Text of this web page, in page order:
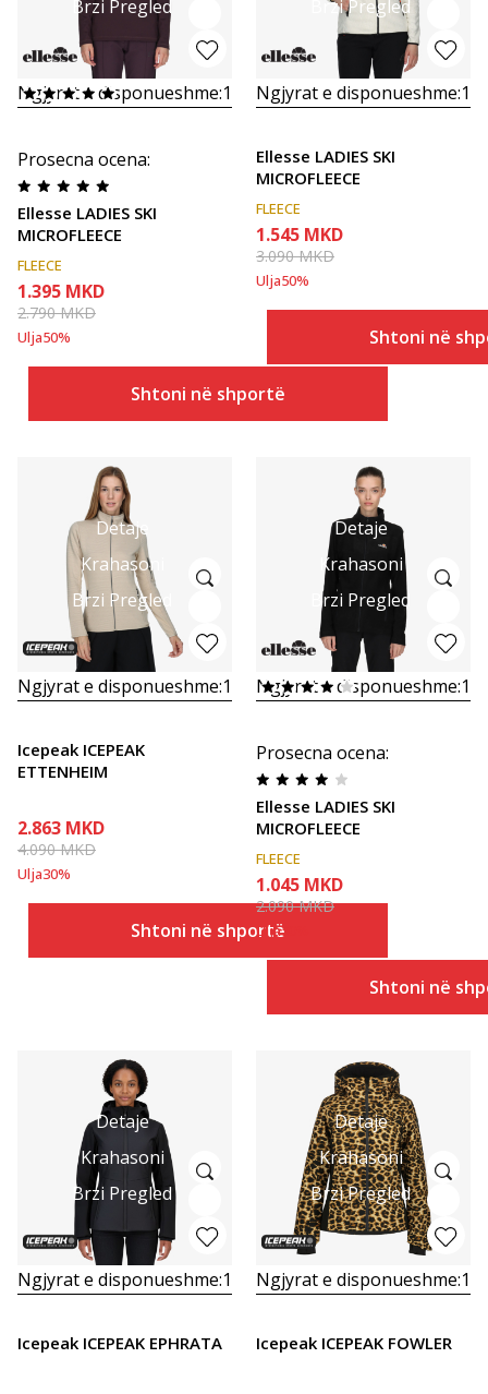
Brzi Pregled
Ngjyrat e disponueshme:1
Prosecna ocena:
Ellesse LADIES SKI
MICROFLEECE
FLEECE
1.395 MKD
2.790MKD
Ulja50%
Shtoni në shportë
Brzi Pregled
Ngjyrat e disponueshme:1
Ellesse LADIES SKI
MICROFLEECE
FLEECE
1.545 MKD
3.090MKD
Ulja50%
Shtoni në
Detaje
Krahasoni
Brzi Pregled
Ngjyrat e disponueshme:1
Icepeak ICEPEAK
ETTENHEIM
2.863 MKD
4.090MKD
Ulja30%
Shtoni në shportë
Detaje
Krahasoni
Brzi Pregled
Ngjyrat e disponueshme:1
Prosecna ocena:
Ellesse LADIES SKI
MICROFLEECE
FLEECE
1.045 MKD
2.090MKD
Ulja50
Shtoni në
Detaje
Krahasoni
Brzi Pregled
Ngjyrat e disponueshme:1
Icepeak ICEPEAK EPHRATA
Detaje
Krahasoni
Brzi Pregled
Ngjyrat e disponueshme:1
Icepeak ICEPEAK FOWLER